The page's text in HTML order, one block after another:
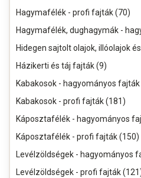
Hagymafélék - profi fajták (70)
Hagymafélék, dughagymák -
Hidegen sajtolt olajok, illóolajok
Házikerti és táj fajták (9)
Kabakosok - hagyományos
Kabakosok - profi fajták (181)
Káposztafélék - hagyományos
Káposztafélék - profi fajták (150)
Levélzöldségek - hagyományos
Levélzöldségek - profi fajták